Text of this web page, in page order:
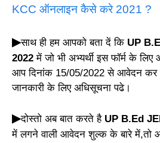
KCC ऑनलाइन कैसे करे 2021 ?
▶साथ ही हम आपको बता दें कि UP
2022 में जो भी अभ्यर्थी इस फॉर्म के
आप दिनांक 15/05/2022 से आवेदन
जानकारी के लिए अधिसूचना पढे।
▶दोस्तो अब बात करते है UP B.Ed
में लगने वाली आवेदन शुल्क के बारे में,तो